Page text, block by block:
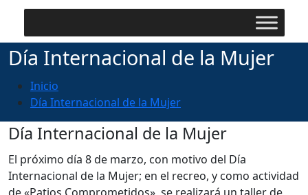
Día Internacional de la Mujer
Inicio
Día Internacional de la Mujer
Día Internacional de la Mujer
El próximo día 8 de marzo, con motivo del Día
Internacional de la Mujer; en el recreo, y como actividad